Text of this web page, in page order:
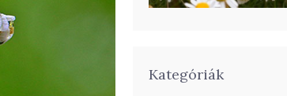
Kategóriák